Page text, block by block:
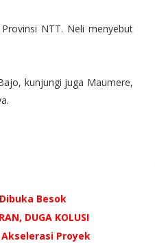
NTT. Neli menyebut
kunjungi juga Maumere,
Besok
DUGA KOLUSI
Proyek
"M 6.6 |